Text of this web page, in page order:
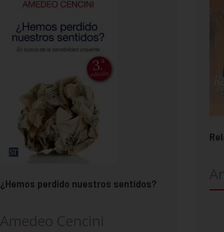
¿Hemos perdido nuestros sentidos?